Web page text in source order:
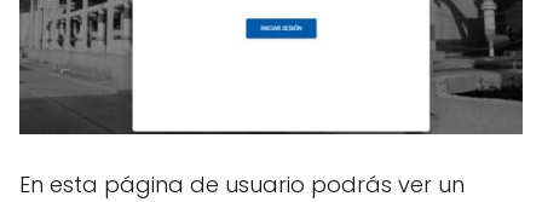
En esta página de usuario podrás ver un